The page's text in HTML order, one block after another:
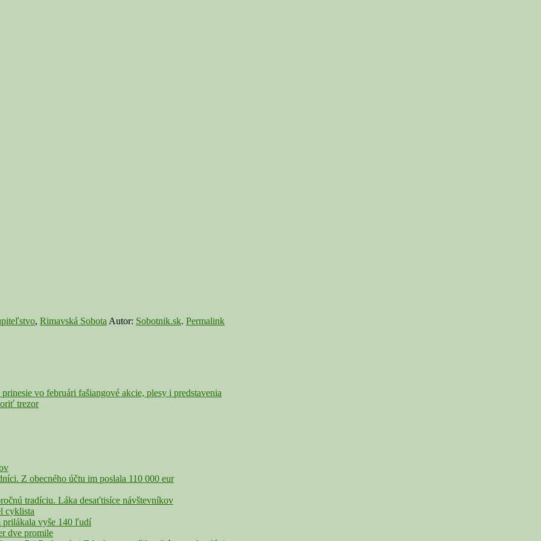
, Rimavská Sobota Autor: Sobotnik.sk. Permalink
vo februári fašiangové akcie, plesy i predstavenia
trezor
Z obecného účtu im poslala 110 000 eur
tradíciu. Láka desaťtisíce návštevníkov
cyklista
prilákala vyše 140 ľudí
dve promile